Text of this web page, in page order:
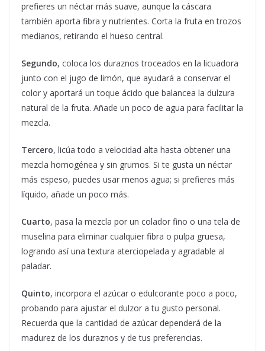
prefieres un néctar más suave, aunque la cáscara
también aporta fibra y nutrientes. Corta la fruta en trozos
medianos, retirando el hueso central.
Segundo, coloca los duraznos troceados en la licuadora
junto con el jugo de limón, que ayudará a conservar el
color y aportará un toque ácido que balancea la dulzura
natural de la fruta. Añade un poco de agua para facilitar la
mezcla.
Tercero, licúa todo a velocidad alta hasta obtener una
mezcla homogénea y sin grumos. Si te gusta un néctar
más espeso, puedes usar menos agua; si prefieres más
líquido, añade un poco más.
Cuarto, pasa la mezcla por un colador fino o una tela de
muselina para eliminar cualquier fibra o pulpa gruesa,
logrando así una textura aterciopelada y agradable al
paladar.
Quinto, incorpora el azúcar o edulcorante poco a poco,
probando para ajustar el dulzor a tu gusto personal.
Recuerda que la cantidad de azúcar dependerá de la
madurez de los duraznos y de tus preferencias.